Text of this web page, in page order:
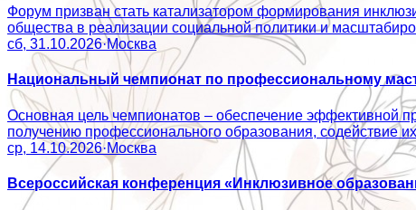
Форум призван стать катализатором формирования
общества в реализации социальной политики и
сб, 31.10.2026·Москва
Национальный чемпионат по профессиональному
Основная цель чемпионатов – обеспечение эффективной
получению профессионального образования,
ср, 14.10.2026·Москва
Всероссийская конференция «Инклюзивное